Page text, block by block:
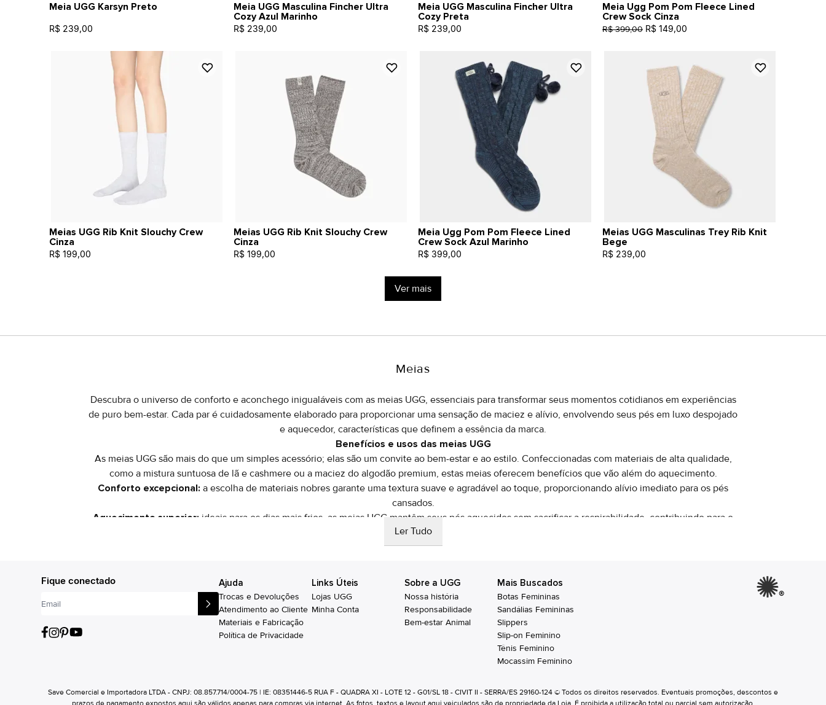
Meia UGG Karsyn Preto
R$ 239,00
Meia UGG Masculina Fincher Ultra
Cozy Azul Marinho
R$ 239,00
Meia UGG Masculina Fincher Ultra
Cozy Preta
R$ 239,00
Meia Ugg Pom Pom Fleece Lined
Crew Sock Cinza
R$ 399,00 R$ 149,00
Meias UGG Rib Knit Slouchy Crew
Cinza
R$ 199,00
Meias UGG Rib Knit Slouchy Crew
Cinza
R$ 199,00
Meia Ugg Pom Pom Fleece Lined
Crew Sock Azul Marinho
R$ 399,00
Meias UGG Masculinas Trey Rib Knit
Bege
R$ 239,00
Ver mais
Meias
Descubra o universo de conforto e aconchego inigualáveis com as meias UGG, essenciais para transformar seus momentos cotidianos em experiências
de puro bem-estar. Cada par é cuidadosamente elaborado para proporcionar uma sensação de maciez e alívio, envolvendo seus pés em luxo despojado
e aquecedor, características que definem a essência da marca.
Benefícios e usos das meias UGG
As meias UGG são mais do que um simples acessório; elas são um convite ao bem-estar e ao estilo. Confeccionadas com materiais de alta qualidade,
como a mistura suntuosa de lã e cashmere ou a maciez do algodão premium, estas meias oferecem benefícios que vão além do aquecimento.
Conforto excepcional: a escolha de materiais nobres garante uma textura suave e agradável ao toque, proporcionando alívio imediato para os pés
cansados.
Aquecimento superior: ideais para os dias mais frios, as meias UGG mantêm seus pés aquecidos sem sacrificar a respirabilidade, contribuindo para o
seu conforto térmico.
com designs que variam do clássico ao moderno, as meias UGG complementam perfeitamente as botas e chinelos da marca, mas
Durabilidade e qualidade:
a atenção aos detalhes e o uso de fibras resistentes asseguram que cada par mantenha suas propriedades de conforto e
estética por muito tempo, refletindo o compromisso da UGG com a qualidade.
Momentos de relaxamento:seja para desfrutar de um momento de descanso em casa ou para adicionar uma camada extra de aconchego em suas
atividades diárias, as meias UGG são perfeitas para quem busca valorizar os pequenos prazeres da vida.
Guia de compra: como escolher a melhor meia UGG?
Para selecionar as meias UGG ideais, considere alguns critérios que garantirão o máximo de conforto e funcionalidade para suas necessidades:
luxo, ideais para o inverno. Para um conforto leve e respirável, as opções em algodão são perfeitas para o uso diário ou climas mais amenos.
Ler Tudo
®
Fique conectado Ajuda
Trocas e Devoluções
Atendimento ao Cliente
Materiais e Fabricação
Política de Privacidade
Links Úteis
Lojas UGG
Minha Conta
Sobre a UGG
Nossa história
Responsabilidade
Bem-estar Animal
Mais Buscados
Botas Femininas
Sandálias Femininas
Slippers
Slip-on Feminino
Tênis Feminino
Mocassim Feminino
Save Comercial e Importadora LTDA - CNPJ: 08.857.714/0004-75 | IE: 08351446-5 RUA F - QUADRA XI - LOTE 12 - G01/SL 18 - CIVIT II - SERRA/ES 29160-124 © Todos os direitos reservados. Eventuais promoções, descontos e